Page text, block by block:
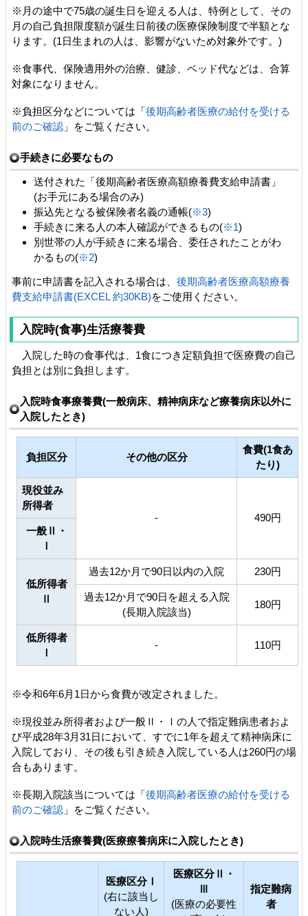
※月の途中で75歳の誕生日を迎える人は、特例として、その
月の自己負担限度額が誕生日前後の医療保険制度で半額とな
ります。(1日生まれの人は、影響がないため対象外です。)
※食事代、保険適用外の治療、健診、ベッド代などは、合算
対象になりません。
※負担区分などについては「後期高齢者医療の給付を受ける
前のご確認 」をご覧ください。
手続きに必要なもの
送付された「後期高齢者医療高額療養費支給申請書」
(お手元にある場合のみ)
振込先となる被保険者名義の通帳(※3)
手続きに来る人の本人確認ができるもの(※1)
別世帯の人が手続きに来る場合、委任されたことがわ
かるもの(※2)
事前に申請書を記入される場合は、 後期高齢者医療高額療養
費支給申請書(EXCEL 約30KB)をご使用ください。
入院時(食事)生活療養費
入院した時の食事代は、1食につき定額負担で医療費の自己
負担とは別に負担します。
入院時食事療養費(一般病床、精神病床など療養病床以外に
入院したとき)
負担区分 その他の区分
食費(1食あ
たり)
現役並み
所得者
-
490円
一般Ⅱ・
Ⅰ
低所得者
Ⅱ
過去12か月で90日以内の入院 230円
過去12か月で90日を超える入院
(長期入院該当)
180円
低所得者
Ⅰ
- 110円
※令和6年6月1日から食費が改定されました。
※現役並み所得者および一般Ⅱ・Ⅰの人で指定難病患者およ
び平成28年3月31日において、すでに1年を超えて精神病床に
入院しており、その後も引き続き入院している人は260円の場
合もあります。
※長期入院該当については「後期高齢者医療の給付を受ける
前のご確認 」をご覧ください。
入院時生活療養費(医療療養病床に入院したとき)
医療区分Ⅰ
(右に該当し
ない人)
医療区分Ⅱ・
Ⅲ
(医療の必要性
指定難病
者